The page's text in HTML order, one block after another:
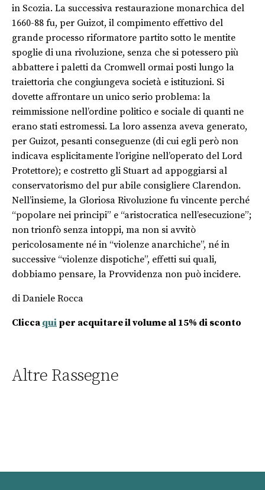
in Scozia. La successiva restaurazione monarchica del
1660-88 fu, per Guizot, il compimento effettivo del
grande processo riformatore partito sotto le mentite
spoglie di una rivoluzione, senza che si potessero più
abbattere i paletti da Cromwell ormai posti lungo la
traiettoria che congiungeva società e istituzioni. Si
dovette affrontare un unico serio problema: la
reimmissione nell’ordine politico e sociale di quanti ne
erano stati estromessi. La loro assenza aveva generato,
per Guizot, pesanti conseguenze (di cui egli però non
indicava esplicitamente l’origine nell’operato del Lord
Protettore); e costretto gli Stuart ad appoggiarsi al
conservatorismo del pur abile consigliere Clarendon.
Nell’insieme, la Gloriosa Rivoluzione fu vincente perché
“popolare nei principi” e “aristocratica nell’esecuzione”;
non trionfò senza intoppi, ma non si avvitò
pericolosamente né in “violenze anarchiche”, né in
successive “violenze dispotiche”, effetti sui quali,
dobbiamo pensare, la Provvidenza non può incidere.
di Daniele Rocca
Clicca qui per acquitare il volume al 15% di sconto
Altre Rassegne